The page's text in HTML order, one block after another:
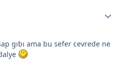
gıbı ama bu sefer cevrede ne